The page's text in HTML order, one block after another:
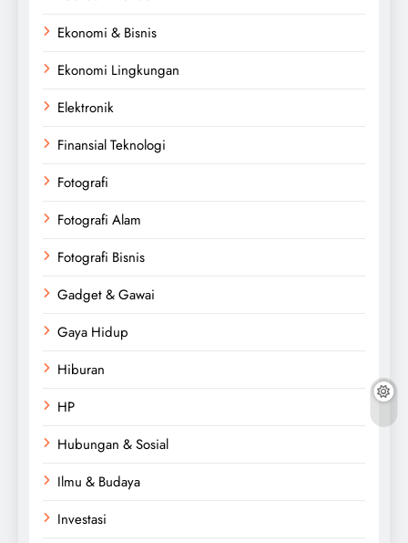
Ekonomi & Bisnis
Ekonomi Lingkungan
Elektronik
Finansial Teknologi
Fotografi
Fotografi Alam
Fotografi Bisnis
Gadget & Gawai
Gaya Hidup
Hiburan
HP
Hubungan & Sosial
Ilmu & Budaya
Investasi